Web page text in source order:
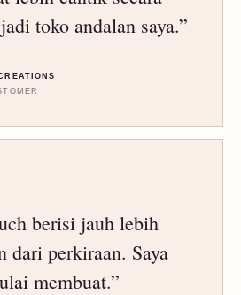
toko andalan saya.”
berisi jauh lebih
dari perkiraan. Saya
membuat.”